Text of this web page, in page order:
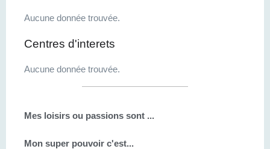
Aucune donnée trouvée.
Centres d'interets
Aucune donnée trouvée.
Mes loisirs ou passions sont ...
Mon super pouvoir c'est...